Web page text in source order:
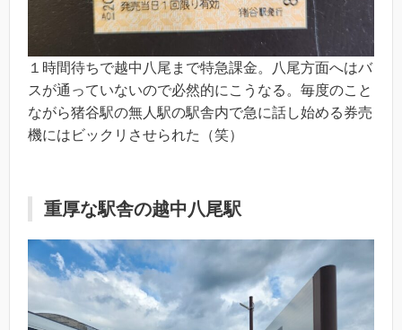
１時間待ちで越中八尾まで特急課金。八尾方面へはバ
スが通っていないので必然的にこうなる。毎度のこと
ながら猪谷駅の無人駅の駅舎内で急に話し始める券売
機にはビックリさせられた（笑）
重厚な駅舎の越中八尾駅